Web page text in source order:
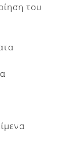
του